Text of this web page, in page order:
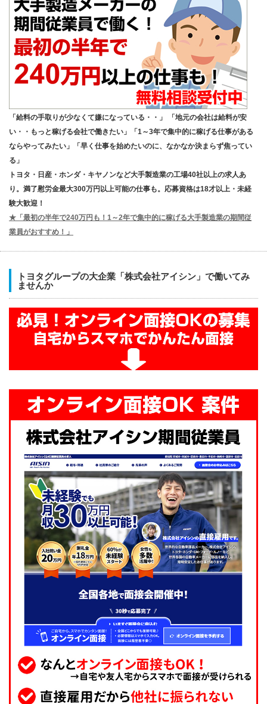
「給料の手取りが少なくて嫌になっている・・」 「地元の会社は給料が安
い・・もっと稼げる会社で働きたい」「1～3年で集中的に稼げる仕事がある
ならやってみたい」「早く仕事を始めたいのに、なかなか決まらず焦ってい
る」
トヨタ・日産・ホンダ・キヤノンなど大手製造業の工場40社以上の求人あ
り。満了慰労金最大300万円以上可能の仕事も。応募資格は18才以上・未経
験大歓迎！
★「最初の半年で240万円も！1～2年で集中的に稼げる大手製造業の期間従
業員がおすすめ！」
トヨタグループの大企業「株式会社アイシン」で働いてみ
ませんか